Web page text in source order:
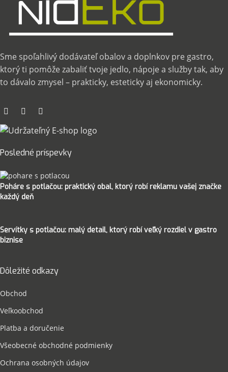
Sme spoľahlivý dodávateľ obalov a doplnkov pre gastro,
ktorý ti pomôže zabaliť tvoje jedlo, nápoje a služby tak, aby
to dávalo zmysel – prakticky, esteticky aj ekonomicky.
Posledné príspevky
Poháre s potlačou: praktický obal, ktorý robí reklamu vašej značke
každý deň
Servítky s potlačou: malý detail, ktorý robí veľký rozdiel v gastro
biznise
Dôležité odkazy
Obchod
Veľkoobchod
Platba a doručenie
Všeobecné obchodné podmienky
Ochrana osobných údajov